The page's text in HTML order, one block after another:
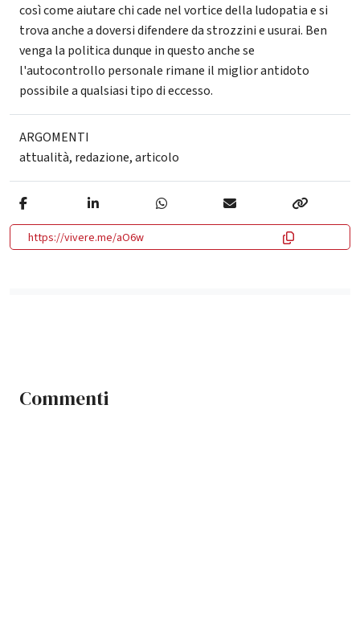
così come aiutare chi cade nel vortice della ludopatia e si
trova anche a doversi difendere da strozzini e usurai. Ben
venga la politica dunque in questo anche se
l'autocontrollo personale rimane il miglior antidoto
possibile a qualsiasi tipo di eccesso.
ARGOMENTI
attualità, redazione,articolo
https://vivere.me/aO6w
Commenti